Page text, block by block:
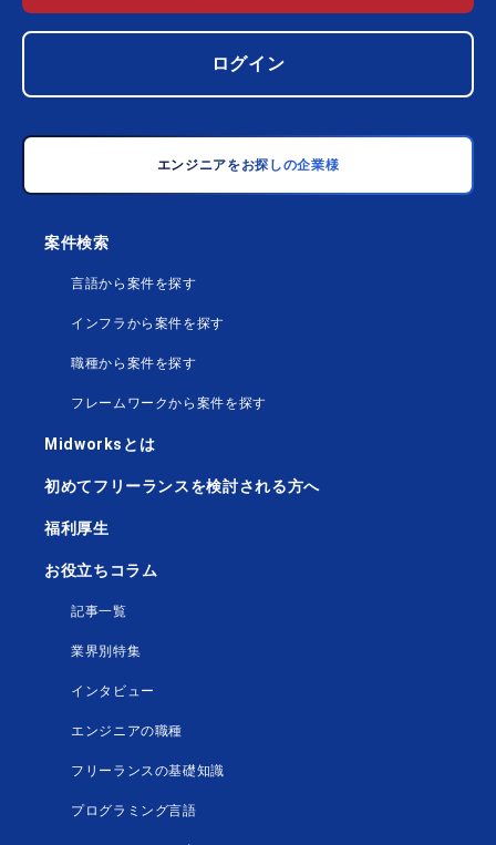
ログイン
エンジニアをお探しの企業様
案件検索
言語から案件を探す
インフラから案件を探す
職種から案件を探す
フレームワークから案件を探す
Midworksとは
初めてフリーランスを検討される方へ
福利厚生
お役立ちコラム
記事一覧
業界別特集
インタビュー
エンジニアの職種
フリーランスの基礎知識
プログラミング言語